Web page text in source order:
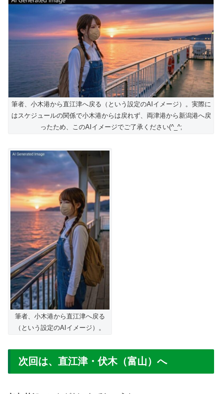
筆者、小木港から直江津へ戻る（という設定のAIイメージ）。実際に
はスケジュールの関係で小木港からは戻れず、両津港から新潟港へ戻
ったため、このAIイメージでご了承ください(^_^;
筆者、小木港から直江津へ戻る
（という設定のAIイメージ）。
次回は、直江津・伏木（富山）へ